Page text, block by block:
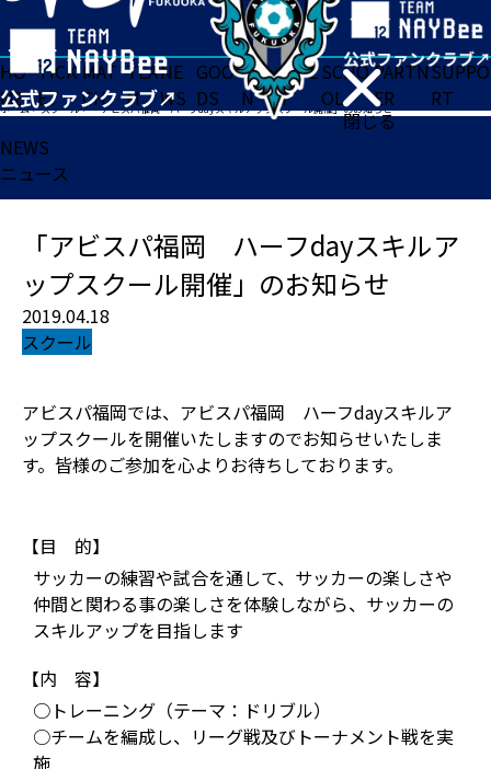
閉じる
HO
ME
TICK
ET
MAT
CH
TEA
M
NE
WS
GOO
DS
FA
N
ACADE
MY
SCHO
OL
PARTN
ER
SUPPO
RT
ホーム>スクール>「アビスパ福岡 ハーフdayスキルアップスクール開催」のお知らせ
NEWS
ニュース
「アビスパ福岡 ハーフdayスキルア
ップスクール開催」のお知らせ
2019.04.18
スクール
アビスパ福岡では、アビスパ福岡 ハーフdayスキルア
ップスクールを開催いたしますのでお知らせいたしま
す。皆様のご参加を心よりお待ちしております。
【目 的】
サッカーの練習や試合を通して、サッカーの楽しさや
仲間と関わる事の楽しさを体験しながら、サッカーの
スキルアップを目指します
【内 容】
○トレーニング（テーマ：ドリブル）
○チームを編成し、リーグ戦及びトーナメント戦を実
施